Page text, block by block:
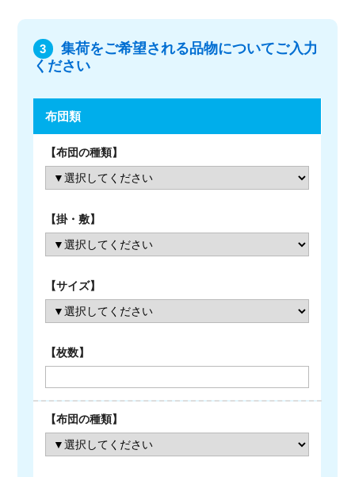
3
集荷をご希望される品物についてご入力
ください
布団類